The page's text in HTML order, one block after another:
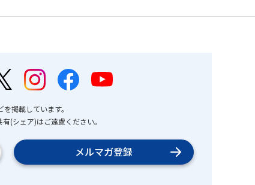
掲載しています。
(シェア)はご遠慮ください。
メルマガ登録